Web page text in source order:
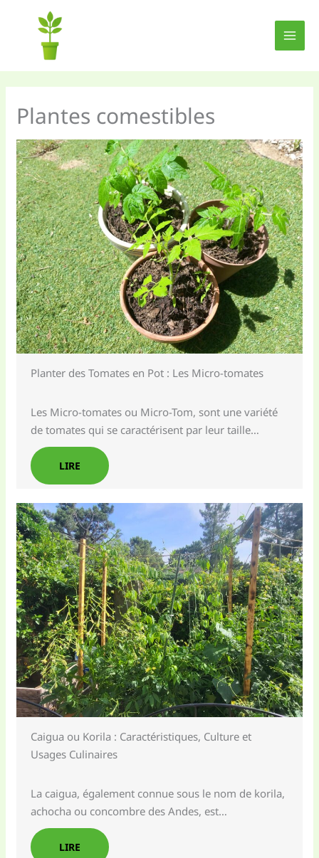
Plantes comestibles
Planter des Tomates en Pot : Les Micro-tomates
Les Micro-tomates ou Micro-Tom, sont une variété
de tomates qui se caractérisent par leur taille…
LIRE
Caigua ou Korila : Caractéristiques, Culture et
Usages Culinaires
La caigua, également connue sous le nom de korila,
achocha ou concombre des Andes, est…
LIRE